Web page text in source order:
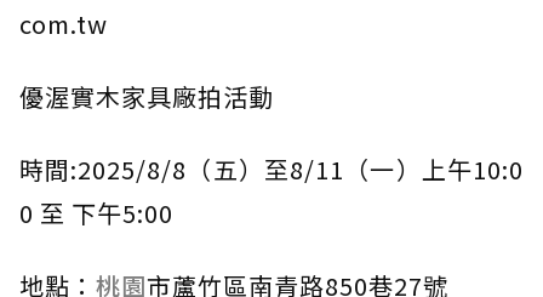
com.tw
優渥實木家具廠拍活動
時間:2025/8/8（五）至8/11（一）上午10:0
0 至 下午5:00
地點： 桃園市蘆竹區南青路850巷27號